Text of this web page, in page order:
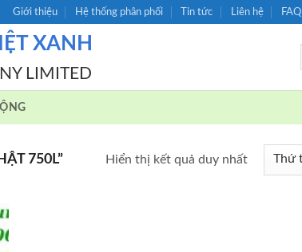
Giới thiệu Hệ thống phân phối Tin tức Liên hệ FAQ
XANH
LIMITED
750L” Hiển thị kết quả duy nhất